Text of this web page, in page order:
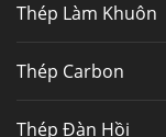
Thép Làm Khuôn
Thép Carbon
Thép Đàn Hồi